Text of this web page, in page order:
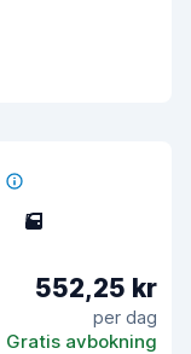
5
552,25 kr
per dag
Gratis avbokning